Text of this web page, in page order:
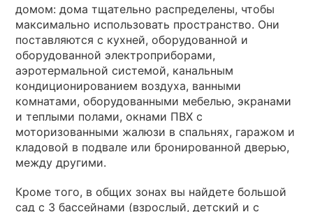
домом: дома тщательно распределены, чтобы
максимально использовать пространство. Они
поставляются с кухней, оборудованной и
оборудованной электроприборами,
аэротермальной системой, канальным
кондиционированием воздуха, ванными
комнатами, оборудованными мебелью, экранами
и теплыми полами, окнами ПВХ с
моторизованными жалюзи в спальнях, гаражом и
кладовой в подвале или бронированной дверью,
между другими.
Кроме того, в общих зонах вы найдете большой
сад с 3 бассейнами (взрослый, детский и с